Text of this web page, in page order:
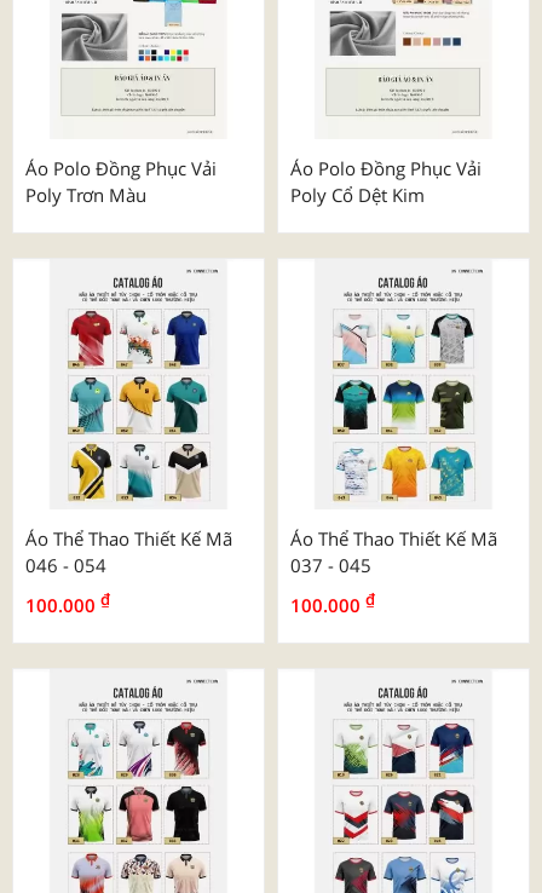
Áo Polo Đồng Phục Vải
Poly Trơn Màu
Áo Polo Đồng Phục Vải
Poly Cổ Dệt Kim
Áo Thể Thao Thiết Kế Mã
046 - 054
100.000 ₫
Áo Thể Thao Thiết Kế Mã
037 - 045
100.000 ₫